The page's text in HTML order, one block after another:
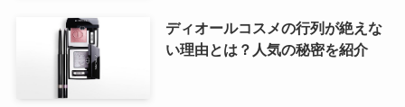
ディオールコスメの行列が絶えな
い理由とは？人気の秘密を紹介